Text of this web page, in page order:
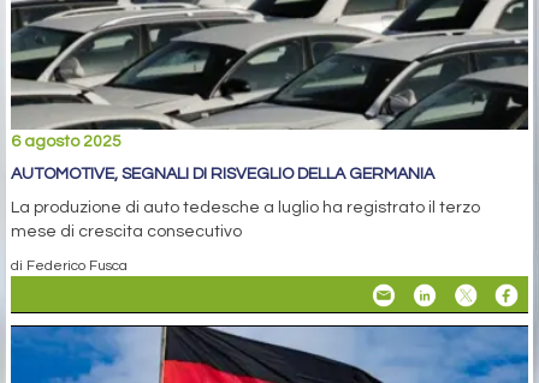
6 agosto 2025
AUTOMOTIVE, SEGNALI DI RISVEGLIO DELLA GERMANIA
La produzione di auto tedesche a luglio ha registrato il terzo
mese di crescita consecutivo
di Federico Fusca